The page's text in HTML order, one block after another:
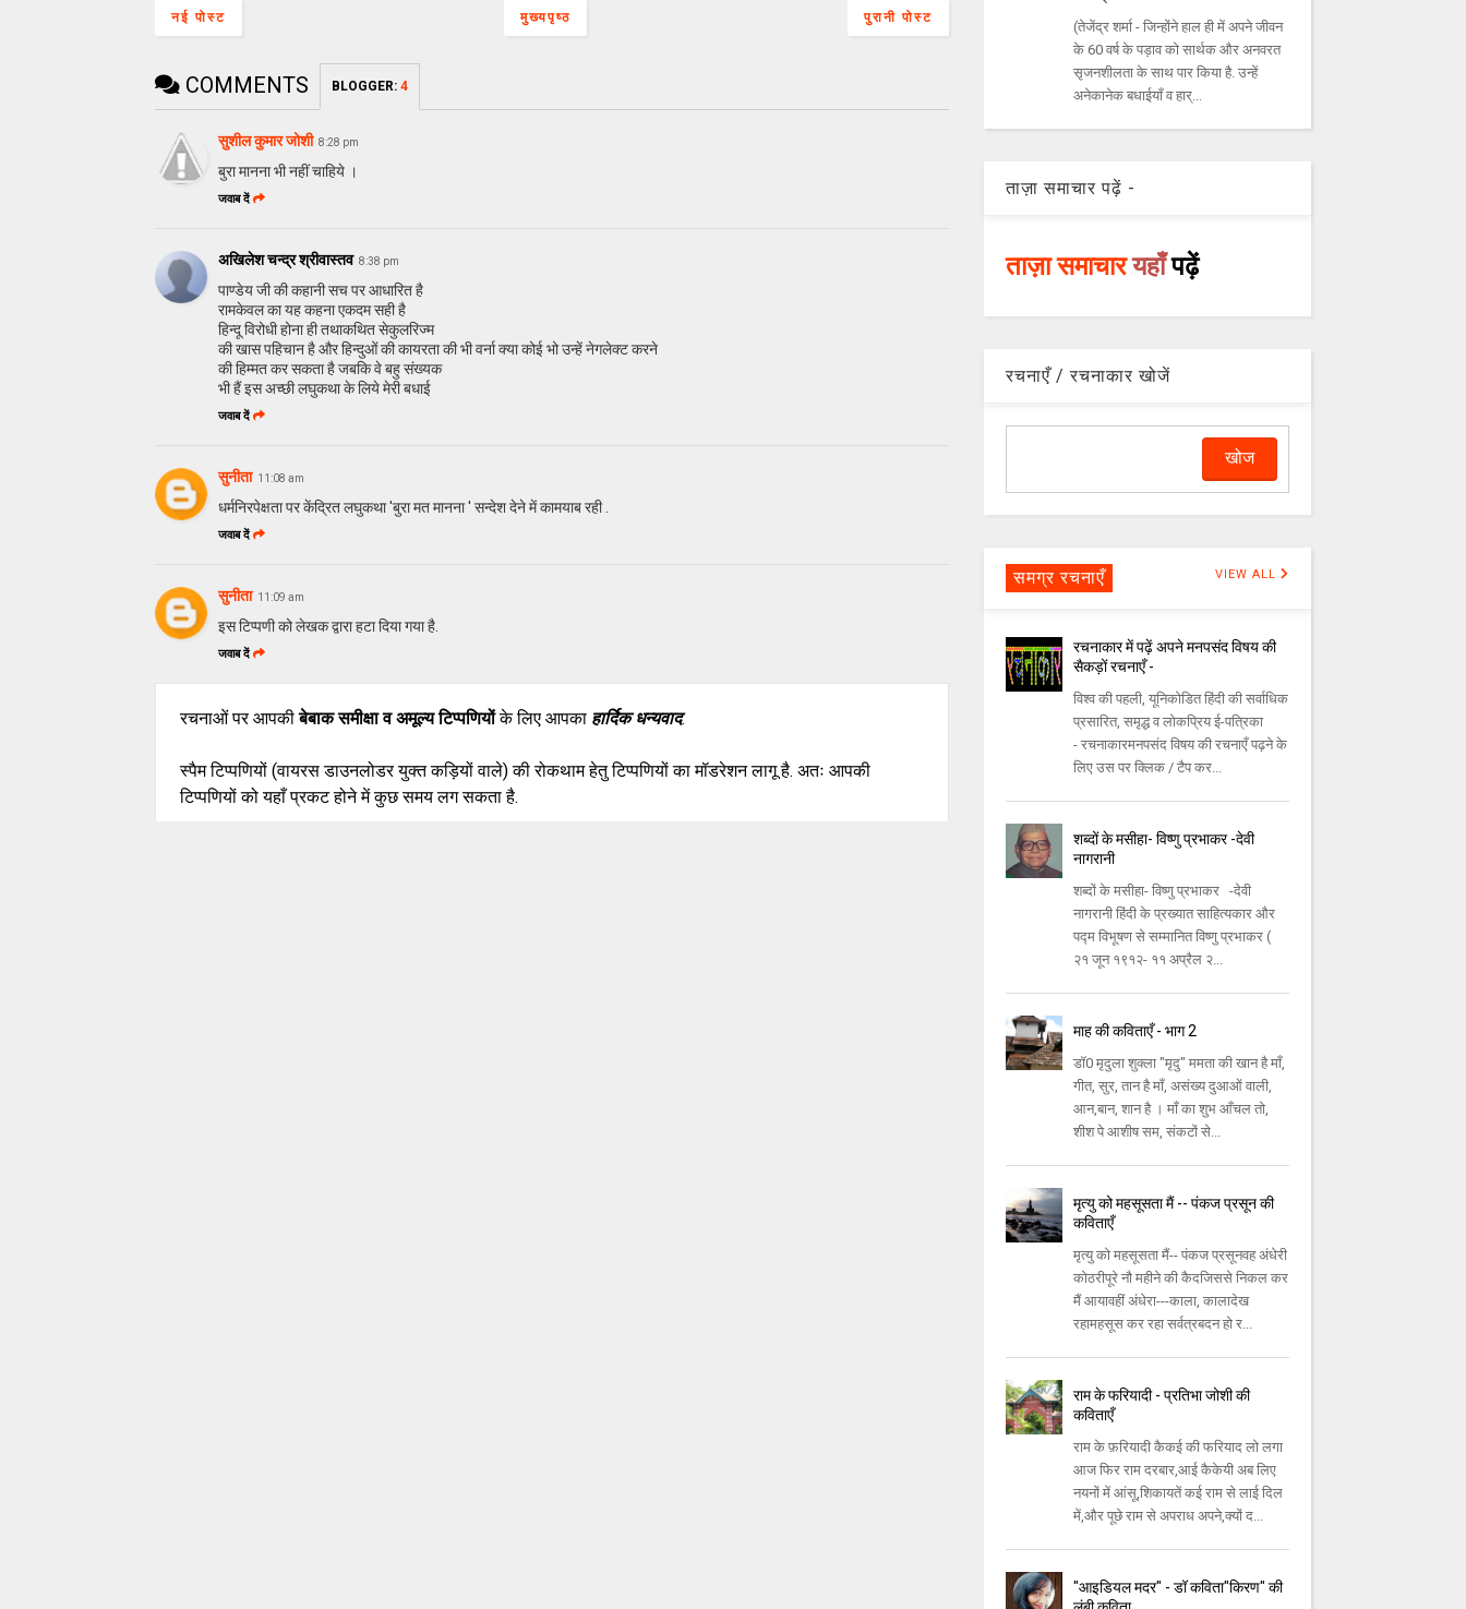
नई पोस्ट पुरानी पोस्ट
मुख्यपृष्ठ
COMMENTS BLOGGER: 4
सुशील कुमार जोशी 8:28 pm
बुरा मानना भी नहीं चाहिये ।
जवाब दें
अखिलेश चन्द्र श्रीवास्तव 8:38 pm
पाण्डेय जी की कहानी सच पर आधारित है
रामकेवल का यह कहना एकदम सही है
हिन्दू विरोधी होना ही तथाकथित सेकुलरिज्म
की खास पहिचान है और हिन्दुओं की कायरता की भी वर्ना क्या कोई भो उन्हें नेगलेक्ट करने
की हिम्मत कर सकता है जबकि वे बहु संख्यक
भी हैं इस अच्छी लघुकथा के लिये मेरी बधाई
जवाब दें
सुनीता 11:08 am
धर्मनिरपेक्षता पर केंद्रित लघुकथा 'बुरा मत मानना ' सन्देश देने में कामयाब रही .
जवाब दें
सुनीता 11:09 am
इस टिप्पणी को लेखक द्वारा हटा दिया गया है.
जवाब दें
रचनाओं पर आपकीबेबाक समीक्षा व अमूल्य टिप्पणियोंके लिए आपका हार्दिक धन्यवाद.
स्पैम टिप्पणियों (वायरस डाउनलोडर युक्त कड़ियों वाले) की रोकथाम हेतु टिप्पणियों का मॉडरेशन लागू है. अतः आपकी
टिप्पणियों को यहाँ प्रकट होने में कुछ समय लग सकता है.
(तेजेंद्र शर्मा - जिन्होंने हाल ही में अपने जीवन
के 60 वर्ष के पड़ाव को सार्थक और अनवरत
सृजनशीलता के साथ पार किया है. उन्हें
अनेकानेक बधाईयाँ व हार्...
ताज़ा समाचार पढ़ें -
ताज़ा समाचारयहाँपढ़ें
रचनाएँ / रचनाकार खोजें
समग्र रचनाएँ VIEW ALL
रचनाकार में पढ़ें अपने मनपसंद विषय की
सैकड़ों रचनाएँ -
विश्व की पहली, यूनिकोडित हिंदी की सर्वाधिक
प्रसारित, समृद्ध व लोकप्रिय ई-पत्रिका
- रचनाकारमनपसंद विषय की रचनाएँ पढ़ने के
लिए उस पर क्लिक / टैप कर...
शब्दों के मसीहा- विष्णु प्रभाकर -देवी
नागरानी
शब्दों के मसीहा- विष्णु प्रभाकर -देवी
नागरानी हिंदी के प्रख्यात साहित्यकार और
पद्म विभूषण से सम्मानित विष्णु प्रभाकर (
२१ जून १९१२- ११ अप्रैल २...
माह की कविताएँ - भाग 2
डॉ0 मृदुला शुक्ला "मृदु" ममता की खान है माँ,
गीत, सुर, तान है माँ, असंख्य दुआओं वाली,
आन,बान, शान है । माँ का शुभ आँचल तो,
शीश पे आशीष सम, संकटों से...
मृत्यु को महसूसता मैं -- पंकज प्रसून की
कविताएँ
मृत्यु को महसूसता मैं-- पंकज प्रसूनवह अंधेरी
कोठरीपूरे नौ महीने की कैदजिससे निकल कर
मैं आयावहीं अंधेरा---काला, कालादेख
रहामहसूस कर रहा सर्वत्रबदन हो र...
राम के फरियादी - प्रतिभा जोशी की
कविताएँ
राम के फ़रियादी कैकई की फरियाद लो लगा
आज फिर राम दरबार,आई कैकेयी अब लिए
नयनों में आंसू,शिकायतें कई राम से लाई दिल
में,और पूछे राम से अपराध अपने,क्यों द...
"आइडियल मदर" - डॉ कविता"किरण" की